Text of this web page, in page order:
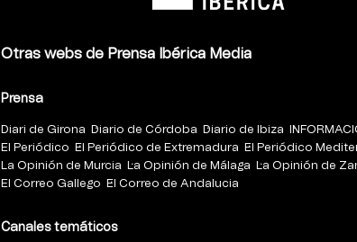
Otras webs de Prensa Ibérica Media
Prensa
Diari de Girona Diario de Córdoba Diario de Ibiza
El Periódico
El Periódico de Extremadura El Periódico
La Opinión de Murcia
La Opinión de Málaga La Opinión de
El Correo Gallego
El Correo de Andalucia
Canales temáticos